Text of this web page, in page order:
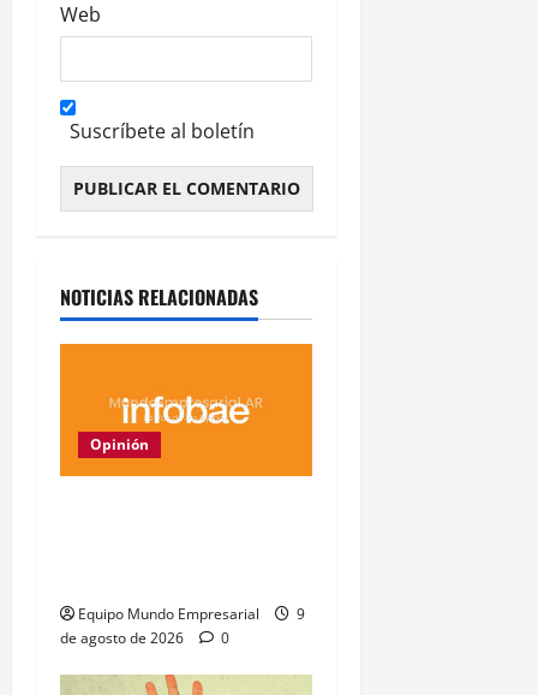
Web
Suscríbete al boletín
NOTICIAS RELACIONADAS
Opinión
Equipo Mundo Empresarial
9
de agosto de 2026
0